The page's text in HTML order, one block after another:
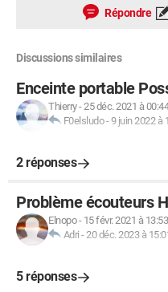
Répondre
Discussions similaires
Enceinte portable
Thierry-25 déc. 2021 à 00:44
F0elsludo-9 juin 2022 à
2 réponses
Problème écouteurs
Elnopo- 15 févr. 2021 à 13:53
Adri -20 déc. 2023 à
5 réponses